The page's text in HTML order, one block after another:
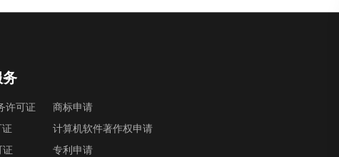
许可证
商标申请
计算机软件著作权申请
专利申请